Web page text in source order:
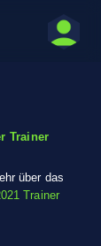
Trainer
über das
Trainer